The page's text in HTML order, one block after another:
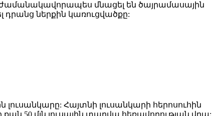
մնացել են ծայրամասային
ներքին կառուցվածքը:
Հայտնի լուսանկարի հերոսուհին